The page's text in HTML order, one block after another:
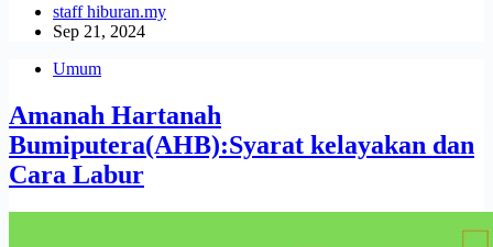
staff hiburan.my
Sep 21, 2024
Umum
Amanah Hartanah
Bumiputera(AHB):Syarat kelayakan dan
Cara Labur